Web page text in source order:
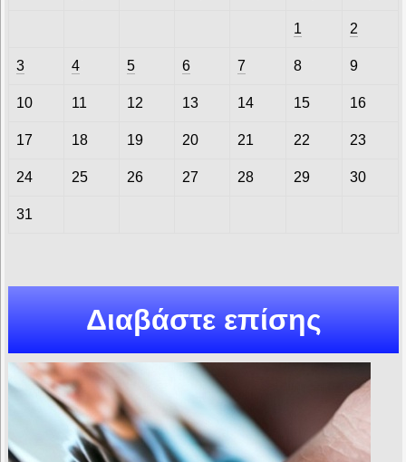
1 2
3 4 5 6 7 8 9
10 11 12 13 14 15 16
17 18 19 20 21 22 23
24 25 26 27 28 29 30
31
Διαβάστε επίσης